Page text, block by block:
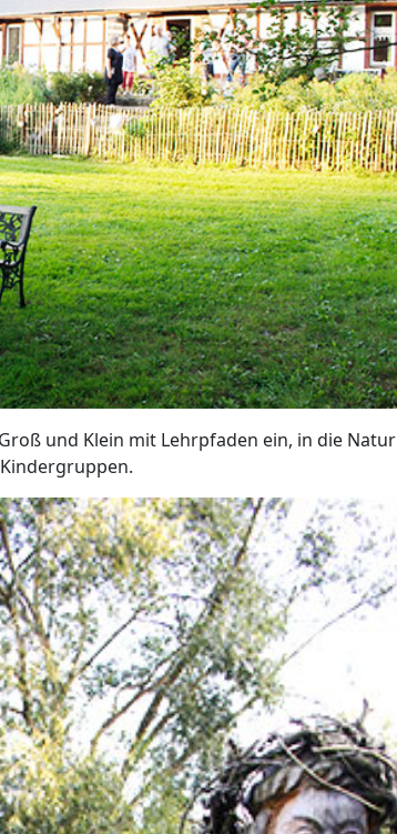
und Klein mit Lehrpfaden ein, in die Natur